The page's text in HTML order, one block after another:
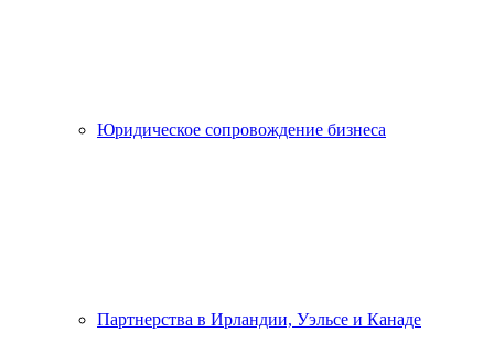
Юридическое сопровождение бизнеса
Партнерства в Ирландии, Уэльсе и Канаде